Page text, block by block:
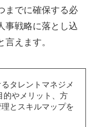
までに確保する必
事戦略に落とし込
えます。
タレントマネジメ
的やメリット、方
とスキルマップを